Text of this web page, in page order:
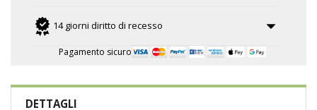
14 giorni diritto di recesso
Pagamento sicuro
DETTAGLI